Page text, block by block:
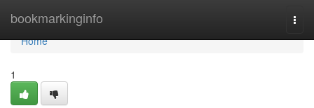
bookmarkinginfo
Home
Home
1